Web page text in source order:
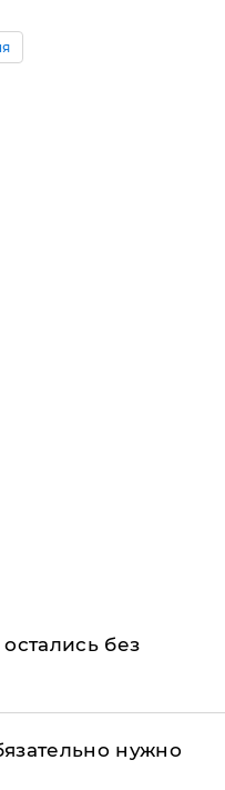
без
нужно